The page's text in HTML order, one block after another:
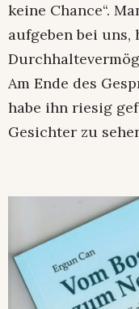
keine Chance“.
aufgeben bei
Am Ende des
habe ihn riesig
Gesichter zu